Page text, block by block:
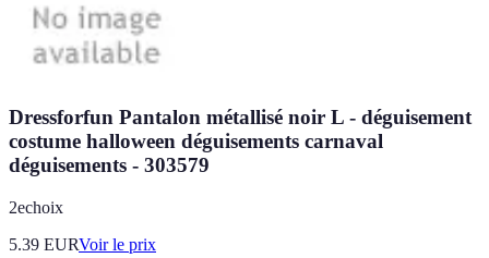
Dressforfun Pantalon métallisé noir L - déguisement
costume halloween déguisements carnaval
déguisements - 303579
2echoix
5.39 EURVoir le prix